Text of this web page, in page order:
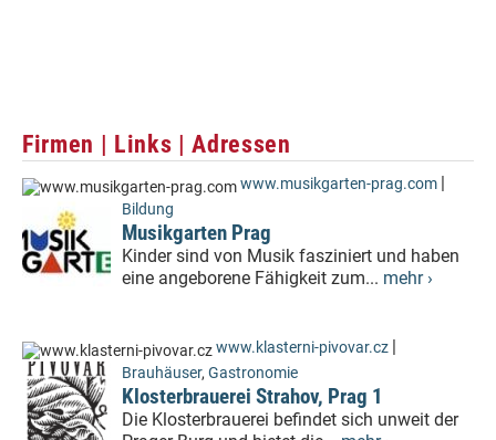
Firmen | Links | Adressen
www.musikgarten-prag.com |
Bildung
Musikgarten Prag
Kinder sind von Musik fasziniert und haben
eine angeborene Fähigkeit zum... mehr ›
www.klasterni-pivovar.cz |
Brauhäuser, Gastronomie
Klosterbrauerei Strahov, Prag 1
Die Klosterbrauerei befindet sich unweit der